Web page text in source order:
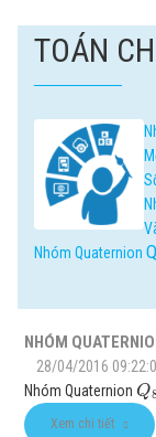
TOÁN
Nhóm Quaternion Q
NHÓM
28/04/2016
Nhóm Quaternion Q
Xem chi tiết